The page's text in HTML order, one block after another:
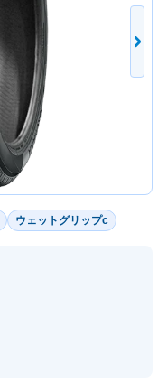
ウェットグリップc